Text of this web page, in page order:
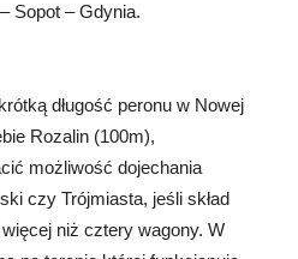
Sopot – Gdynia.
długość peronu w Nowej
Rozalin (100m),
możliwość dojechania
czy Trójmiasta, jeśli skład
więcej niż cztery wagony. W